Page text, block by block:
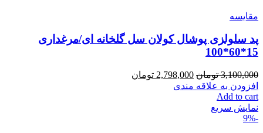
مقايسه
پد سلولزی پوشال کولان سل گلخانه ای/مرغداری
15*60*100
3,100,000 تومان 2,798,000 تومان
افزودن به علاقه مندی
Add to cart
نمایش سریع
-9%